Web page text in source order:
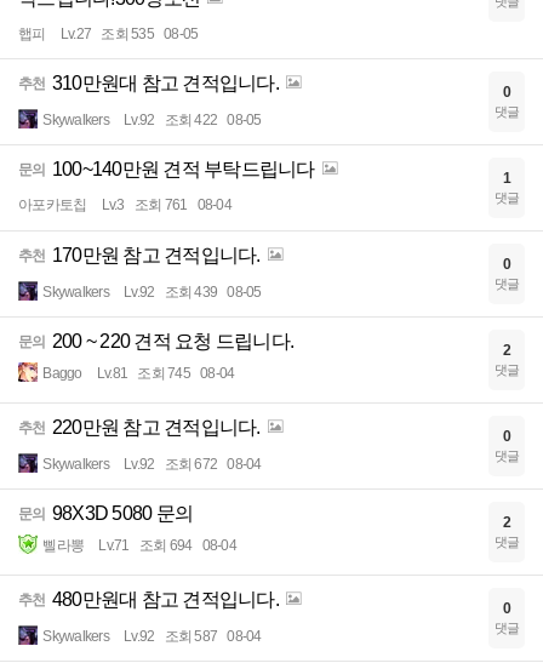
햅피 Lv.27 조회 535 08-05
추천 310만원대 참고 견적입니다.
Skywalkers Lv.92 조회 422 08-05
0
댓글
문의 100~140만원 견적 부탁드립니다
아포카토칩 Lv.3 조회 761 08-04
1
댓글
추천 170만원 참고 견적입니다.
Skywalkers Lv.92 조회 439 08-05
0
댓글
문의 200 ~ 220 견적 요청 드립니다.
Baggo Lv.81 조회 745 08-04
2
댓글
추천 220만원 참고 견적입니다.
Skywalkers Lv.92 조회 672 08-04
0
댓글
문의 98X3D 5080 문의
삘라뽕 Lv.71 조회 694 08-04
2
댓글
추천 480만원대 참고 견적입니다.
Skywalkers Lv.92 조회 587 08-04
0
댓글